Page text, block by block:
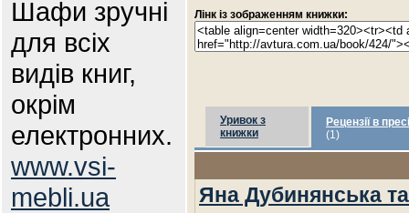
Шафи зручні
для всіх
видів книг,
окрім
електронних.
www.vsi-
mebli.ua
Лінк із зображенням книжки:
Уривок з
книжки
Рецензії в пресі
(1)
Яна Дубинянська та